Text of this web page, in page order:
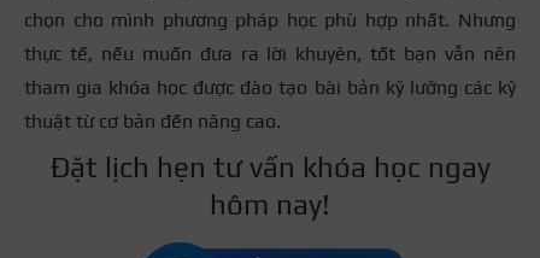
chọn cho mình phương pháp học phù hợp nhất. Nhưng
thực tế, nếu muốn đưa ra lời khuyên, tốt bạn vẫn nên
tham gia khóa học được đào tạo bài bản kỹ lưỡng các kỹ
thuật từ cơ bản đến nâng cao.
Đặt lịch hẹn tư vấn khóa học ngay
hôm nay!